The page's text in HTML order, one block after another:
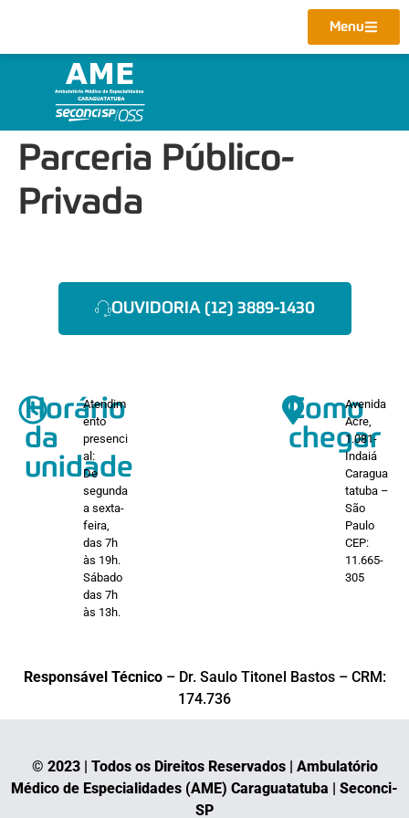
Menu
Parceria Público-
Privada
OUVIDORIA (12) 3889-1430
Horário
da
unidade
Atendim
ento
presenci
al:
De
segunda
a sexta-
feira,
das 7h
às 19h.
Sábado
das 7h
às 13h.
Como
chegar
Avenida
Acre,
1.081-
Indaiá
Caragua
tatuba –
São
Paulo
CEP:
11.665-
305
Responsável Técnico – Dr. Saulo Titonel Bastos – CRM:
174.736
© 2023 | Todos os Direitos Reservados | Ambulatório
Médico de Especialidades (AME) Caraguatatuba | Seconci-
SP